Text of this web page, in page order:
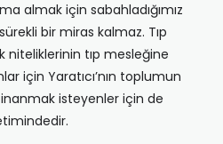
almak için sabahladığımız
bir miras kalmaz. Tıp
niteliklerinin tıp mesleğine
için Yaratıcı’nın toplumun
isteyenler için de